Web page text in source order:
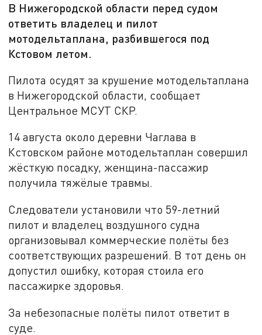
В Нижегородской области перед судом
ответить владелец и пилот
мотодельтаплана, разбившегося под
Кстовом летом.
Пилота осудят за крушение мотодельтаплана
в Нижегородской области, сообщает
Центральное МСУТ СКР.
14 августа около деревни Чаглава в
Кстовском районе мотодельтаплан совершил
жёсткую посадку, женщина-пассажир
получила тяжёлые травмы.
Следователи установили что 59-летний
пилот и владелец воздушного судна
организовывал коммерческие полёты без
соответствующих разрешений. В тот день он
допустил ошибку, которая стоила его
пассажирке здоровья.
За небезопасные полёты пилот ответит в
суде.